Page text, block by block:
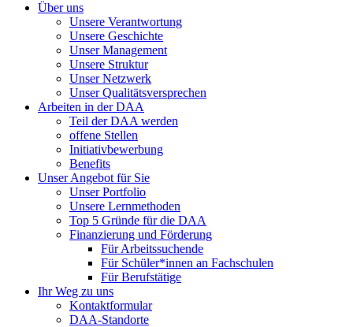
Über uns
Unsere Verantwortung
Unsere Geschichte
Unser Management
Unsere Struktur
Unser Netzwerk
Unser Qualitätsversprechen
Arbeiten in der DAA
Teil der DAA werden
offene Stellen
Initiativbewerbung
Benefits
Unser Angebot für Sie
Unser Portfolio
Unsere Lernmethoden
Top 5 Gründe für die DAA
Finanzierung und Förderung
Für Arbeitssuchende
Für Schüler*innen an Fachschulen
Für Berufstätige
Ihr Weg zu uns
Kontaktformular
DAA-Standorte